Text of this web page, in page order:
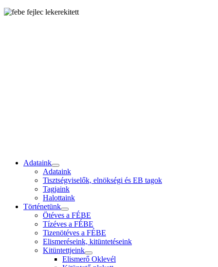
Adataink
Adataink
Tisztségviselők, elnökségi és EB tagok
Tagjaink
Halottaink
Történetünk
Ötéves a FÉBE
Tízéves a FÉBE
Tizenötéves a FÉBE
Elismeréseink, kitüntetéseink
Kitüntettjeink
Elismerő Oklevél